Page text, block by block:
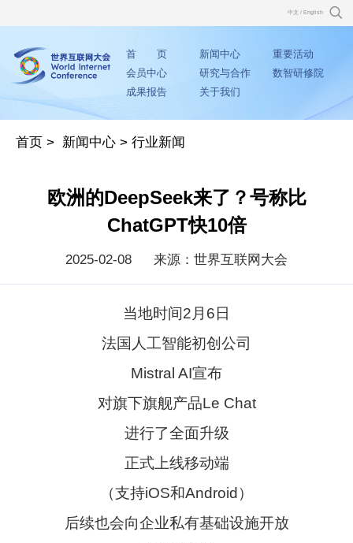
中文 / English
首 页 新闻中心
重要活动
会员中心
研究与合作
数智研修院
成果报告
关于我们
首页 > 新闻中心 >行业新闻
欧洲的DeepSeek来了？号称比
ChatGPT快10倍
2025-02-08 来源：世界互联网大会
当地时间2月6日
法国人工智能初创公司
Mistral AI宣布
对旗下旗舰产品Le Chat
进行了全面升级
正式上线移动端
（支持iOS和Android）
后续也会向企业私有基础设施开放